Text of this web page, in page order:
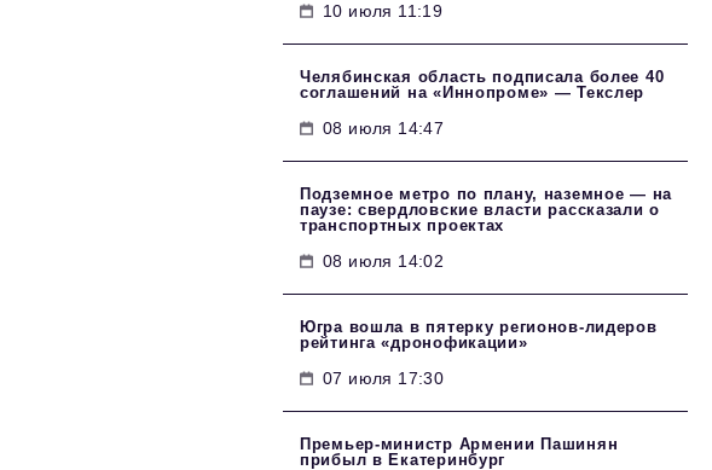
10 июля 11:19
Челябинская область подписала более 40
соглашений на «Иннопроме» — Текслер
08 июля 14:47
Подземное метро по плану, наземное — на
паузе: свердловские власти рассказали о
транспортных проектах
08 июля 14:02
Югра вошла в пятерку регионов-лидеров
рейтинга «дронофикации»
07 июля 17:30
Премьер-министр Армении Пашинян
прибыл в Екатеринбург